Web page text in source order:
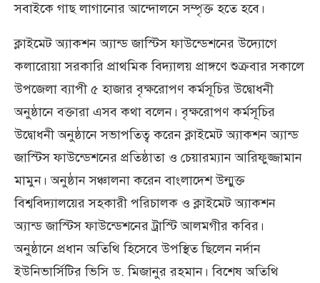
সবাইকে গাছ লাগানোর আন্দোলনে সম্পৃক্ত হতে হবে।
ক্লাইমেট অ্যাকশন অ্যান্ড জাস্টিস ফাউন্ডেশনের উদ্যোগে
কলারোয়া সরকারি প্রাথমিক বিদ্যালয় প্রাঙ্গণে শুক্রবার সকালে
উপজেলা ব্যাপী ৫ হাজার বৃক্ষরোপণ কর্মসূচির উদ্বোধনী
অনুষ্ঠানে বক্তারা এসব কথা বলেন। বৃক্ষরোপণ কর্মসূচির
উদ্বোধনী অনুষ্ঠানে সভাপতিত্ব করেন ক্লাইমেট অ্যাকশন অ্যান্ড
জাস্টিস ফাউন্ডেশনের প্রতিষ্ঠাতা ও চেয়ারম্যান আরিফুজ্জামান
মামুন। অনুষ্ঠান সঞ্চালনা করেন বাংলাদেশ উন্মুক্ত
বিশ্ববিদ্যালয়ের সহকারী পরিচালক ও ক্লাইমেট অ্যাকশন
অ্যান্ড জাস্টিস ফাউন্ডেশনের ট্রাস্টি আলমগীর কবির।
অনুষ্ঠানে প্রধান অতিথি হিসেবে উপস্থিত ছিলেন নর্দান
ইউনিভার্সিটির ভিসি ড. মিজানুর রহমান। বিশেষ অতিথি